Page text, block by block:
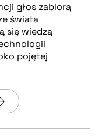
głos zabiorą
świata
się wiedzą
pojętej